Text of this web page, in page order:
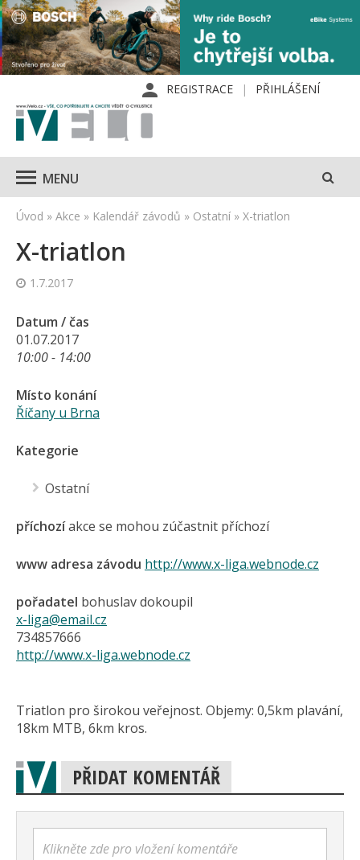
REGISTRACE PŘIHLÁŠENÍ
MENU
Úvod » Akce » Kalendář závodů » Ostatní » X-triatlon
X-triatlon
1.7.2017
Datum / čas
01.07.2017
10:00 - 14:00
Místo konání
Říčany u Brna
Kategorie
Ostatní
příchozíakce se mohou zúčastnit příchozí
www adresa závodu http://www.x-liga.webnode.cz
pořadatel bohuslav dokoupil
x-liga@email.cz
734857666
http://www.x-liga.webnode.cz
Triatlon pro širokou veřejnost. Objemy: 0,5km plavání,
18km MTB, 6km kros.
PŘIDAT KOMENTÁŘ
Klikněte zde pro vložení komentáře